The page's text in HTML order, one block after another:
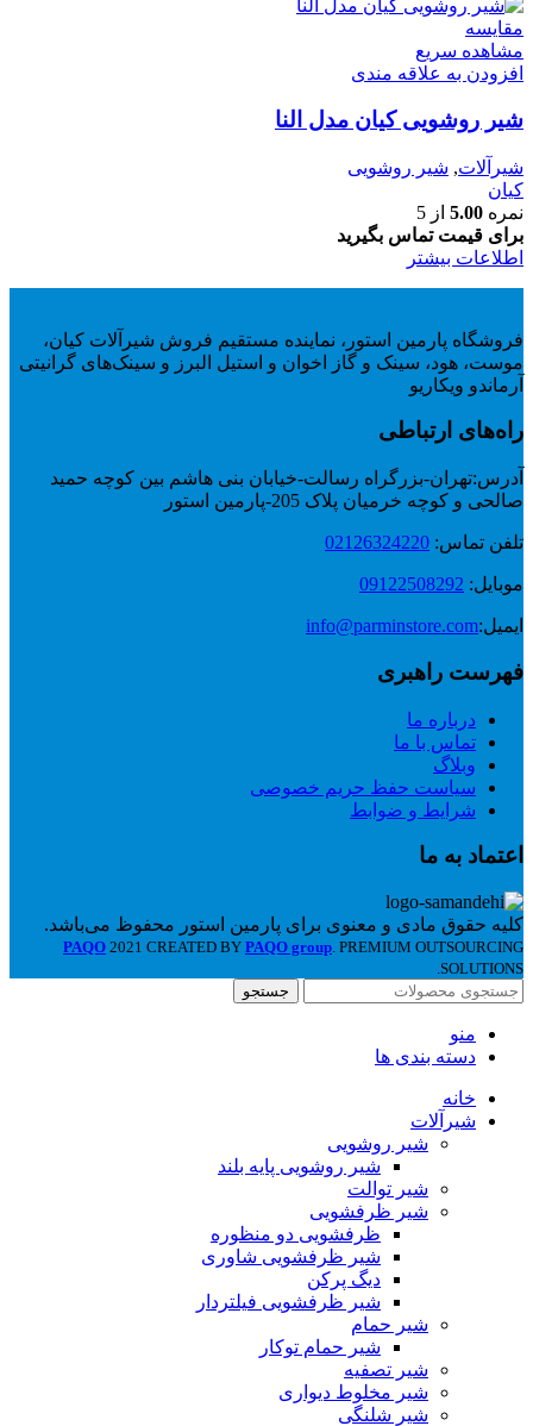
مقایسه
مشاهده سریع
افزودن به علاقه مندی
شیر روشویی کیان مدل النا
شیرآلات, شیر روشویی
کیان
نمره 5.00 از 5
برای قیمت تماس بگیرید
اطلاعات بیشتر
فروشگاه پارمین استور، نماینده مستقیم فروش شیرآلات کیان،
موست، هود، سینک و گاز اخوان و استیل البرز و سینک‌های گرانیتی
آرماندو ویکاریو
راه‌های ارتباطی
آدرس:تهران-بزرگراه رسالت-خیابان بنی هاشم بین کوچه حمید
صالحی و کوچه خرمیان پلاک 205-پارمین استور
تلفن تماس: 02126324220
موبایل: 09122508292
ایمیل:info@parminstore.com
فهرست راهبری
درباره ما
تماس با ما
وبلاگ
سیاست حفظ حریم خصوصی
شرایط و ضوابط
اعتماد به ما
کلیه حقوق مادی و معنوی برای پارمین استور محفوظ می‌باشد.
PAQO 2021 CREATED BY PAQO group. PREMIUM OUTSOURCING
SOLUTIONS.
جستجو
منو
دسته بندی ها
خانه
شیرآلات
شیر روشویی
شیر روشویی پایه بلند
شیر توالت
شیر ظرفشویی
ظرفشویی دو منظوره
شیر ظرفشویی شاوری
دیگ پرکن
شیر ظرفشویی فیلتردار
شیر حمام
شیر حمام توکار
شیر تصفیه
شیر مخلوط دیواری
شیر شلنگی